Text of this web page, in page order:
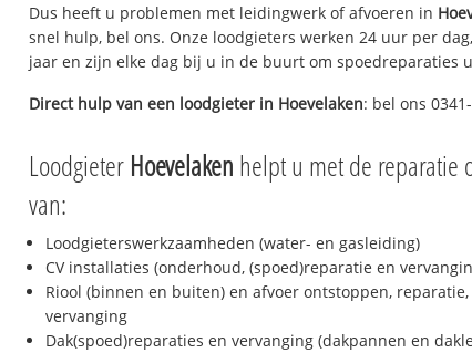
Dus heeft u problemen met leidingwerk of afvoeren in
snel hulp, bel ons. Onze loodgieters werken 24 uur per
jaar en zijn elke dag bij u in de buurt om spoedreparaties
Direct hulp van een loodgieter in Hoevelaken: bel ons
Loodgieter Hoevelaken helpt u met de reparatie
van:
Loodgieterswerkzaamheden (water- en gasleiding)
CV installaties (onderhoud, (spoed)reparatie en
Riool (binnen en buiten) en afvoer ontstoppen,
vervanging
Dak(spoed)reparaties en vervanging (dakpannen en